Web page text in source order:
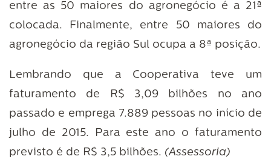
entre as 50 maiores do agronegócio é a 21ª
colocada. Finalmente, entre 50 maiores do
agronegócio da região Sul ocupa a 8ª posição.
Lembrando que a Cooperativa teve um
faturamento de R$ 3,09 bilhões no ano
passado e emprega 7.889 pessoas no início de
julho de 2015. Para este ano o faturamento
previsto é de R$ 3,5 bilhões. (Assessoria)